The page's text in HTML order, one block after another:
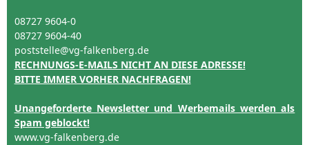
08727 9604-0
08727 9604-40
poststelle@vg-falkenberg.de
RECHNUNGS-E-MAILS NICHT AN DIESE ADRESSE!
BITTE IMMER VORHER NACHFRAGEN!
Unangeforderte Newsletter und Werbemails werden als
Spam geblockt!
www.vg-falkenberg.de